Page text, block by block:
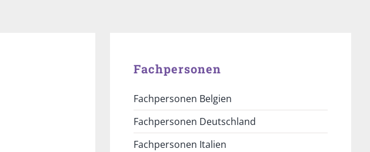
Fachpersonen
Fachpersonen Belgien
Fachpersonen Deutschland
Fachpersonen Italien